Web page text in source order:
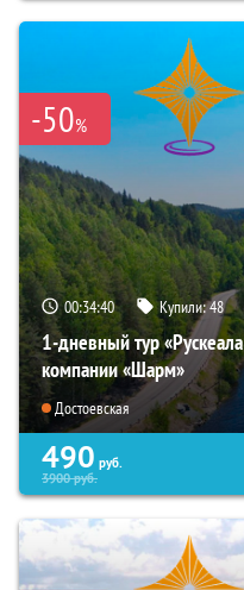
-50%
00:34:38 Купили:48
1-дневный тур
компании «Шарм»
Достоевская
490 руб.
3900руб.